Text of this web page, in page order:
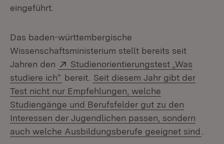
eingeführt.
Das baden-württembergische
Wissenschaftsministerium stellt bereits seit
Jahren den
Extern:
Studienorientierungstest „Was
studiere ich“ (Öffnet in neuem Fenster)
bereit. Seit diesem Jahr gibt der
Test nicht nur Empfehlungen, welche
Studiengänge und Berufsfelder gut zu den
Interessen der Jugendlichen passen, sondern
auch welche Ausbildungsberufe geeignet sind